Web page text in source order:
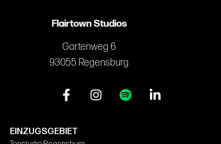
Flairtown Studios
Gartenweg 6
93055 Regensburg
EINZUGSGEBIET